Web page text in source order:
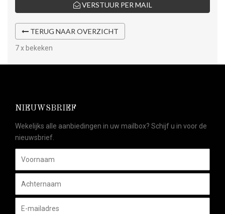
VERSTUUR PER MAIL
TERUG NAAR OVERZICHT
7 x bekeken
NIEUWSBRIEF
Wekelijks alle aanbiedingen in uw mailbox? Schijf u in voor de
nieuwsbrief.